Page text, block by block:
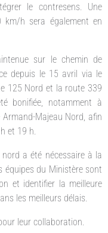
le contresens. Une
h sera également en
sur le chemin de
depuis le 15 avril via le
125 Nord et la route 339
bonifiée, notamment à
Majeau Nord, afin
et 19 h.
a été nécessaire à la
équipes du Ministère sont
et identifier la meilleure
les meilleurs délais.
leur collaboration.